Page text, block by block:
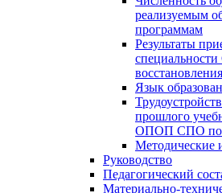
реализуемым
программам
Результаты
Язык
прошлого
ОПОП СПО по
Методические
Руководство
Педагогический
Материально-